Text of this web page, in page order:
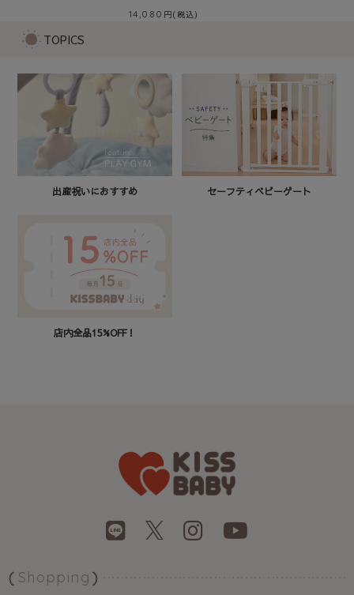
14,080
TOPICS
出産祝いにおすすめ セーフティベビーゲート
店内全品15%OFF！
Shopping